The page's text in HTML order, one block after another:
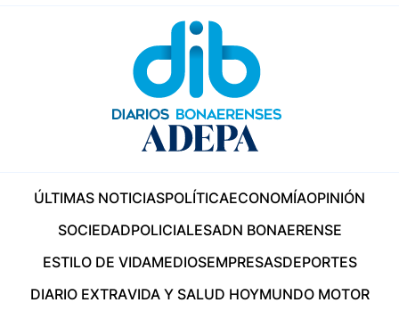
ÚLTIMAS NOTICIASPOLÍTICAECONOMÍAOPINIÓN
SOCIEDADPOLICIALESADN BONAERENSE
ESTILO DE VIDAMEDIOSEMPRESASDEPORTES
DIARIO EXTRAVIDA Y SALUD HOYMUNDO MOTOR